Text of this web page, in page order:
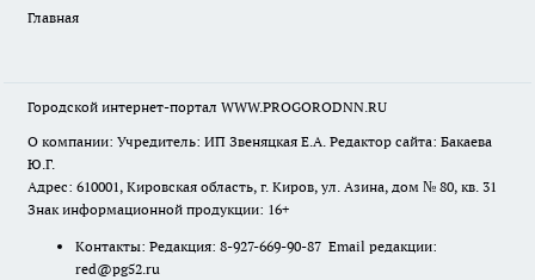
Главная
Городской интернет-портал WWW.PROGORODNN.RU
О компании: Учредитель: ИП Звеняцкая Е.А. Редактор сайта: Бакаева
Ю.Г.
Адрес: 610001, Кировская область, г. Киров, ул. Азина, дом № 80, кв. 31
Знак информационной продукции: 16+
Контакты: Редакция: 8-927-669-90-87 Email редакции:
red@pg52.ru